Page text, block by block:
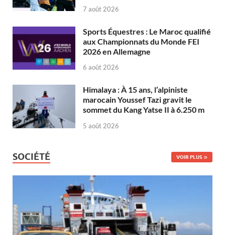
7 août 2026
Sports Équestres : Le Maroc qualifié
aux Championnats du Monde FEI
2026 en Allemagne
6 août 2026
Himalaya : À 15 ans, l’alpiniste
marocain Youssef Tazi gravit le
sommet du Kang Yatse II à 6.250 m
5 août 2026
SOCIÉTÉ VOIR PLUS